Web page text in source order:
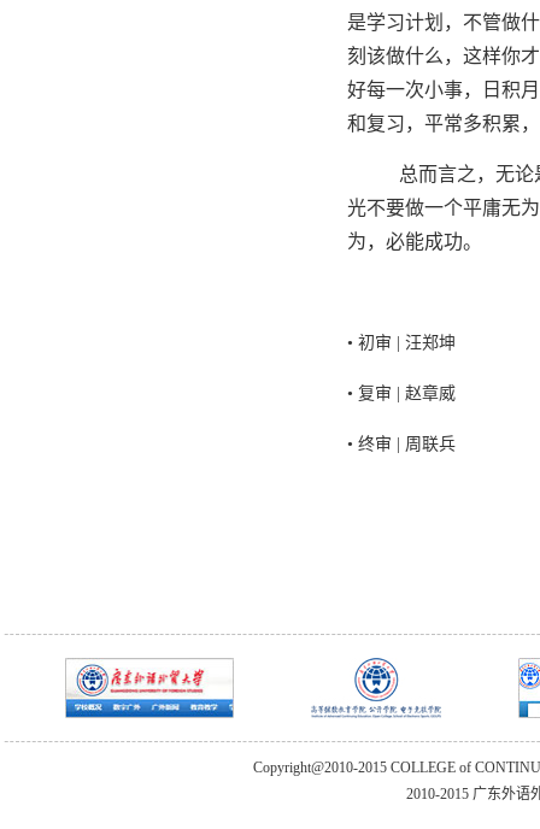
是学习计划，不管做
刻该做什么，这样你
好每一次小事，日积
和复习，平常多积累
总而言之，无
光不要做一个平庸无
为，必能成功。
• 初审 | 汪郑坤
• 复审 | 赵章威
• 终审 | 周联兵
Copyright@2010-2015 COLLEGE of
2010-2015 广东外语